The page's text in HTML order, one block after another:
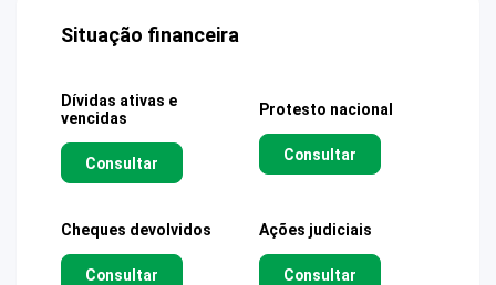
Situação financeira
Dívidas ativas e
vencidas
Consultar
Protesto nacional
Consultar
Cheques devolvidos
Consultar
Ações judiciais
Consultar